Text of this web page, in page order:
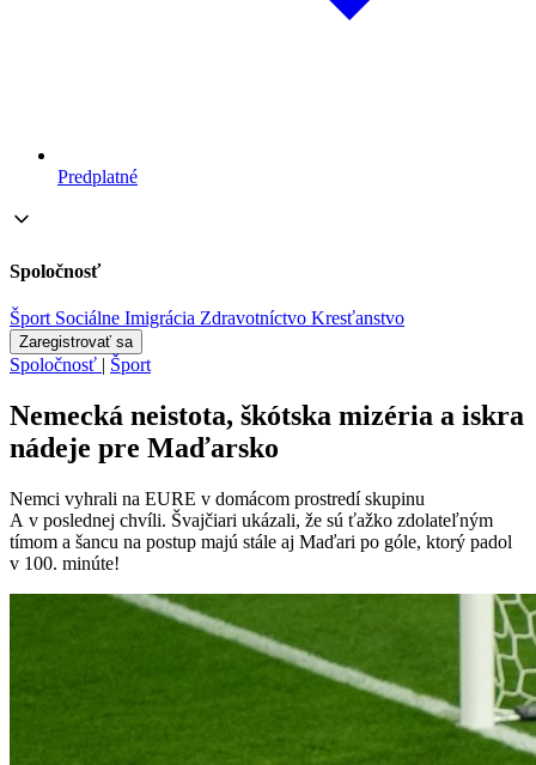
Predplatné
Spoločnosť
Šport Sociálne Imigrácia Zdravotníctvo Kresťanstvo
Zaregistrovať sa
Spoločnosť | Šport
Nemecká neistota, škótska mizéria a iskra
nádeje pre Maďarsko
Nemci vyhrali na EURE v domácom prostredí skupinu
A v poslednej chvíli. Švajčiari ukázali, že sú ťažko zdolateľným
tímom a šancu na postup majú stále aj Maďari po góle, ktorý padol
v 100. minúte!